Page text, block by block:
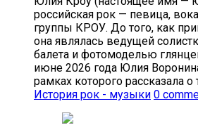
российская рок — певица,
группы КРОУ. До того, как
она являлась ведущей
балета и фотомоделью
июне 2026 года Юлия
рамках которого рассказала о
История рок - музыки 0